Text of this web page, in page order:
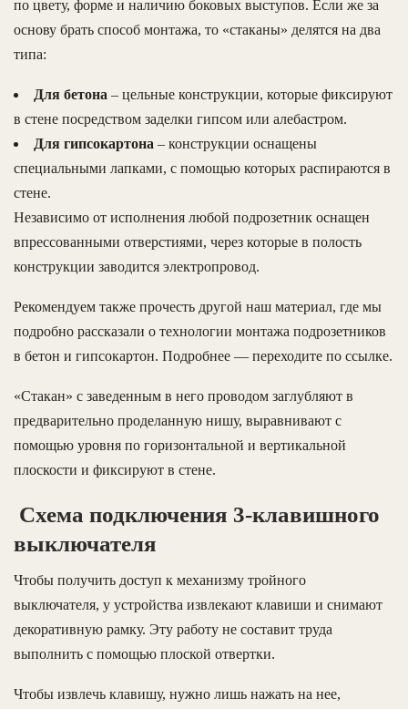
по цвету, форме и наличию боковых выступов. Если же за
основу брать способ монтажа, то «стаканы» делятся на два
типа:
Для бетона – цельные конструкции, которые фиксируют
в стене посредством заделки гипсом или алебастром.
Для гипсокартона – конструкции оснащены
специальными лапками, с помощью которых распираются в
стене.
Независимо от исполнения любой подрозетник оснащен
впрессованными отверстиями, через которые в полость
конструкции заводится электропровод.
Рекомендуем также прочесть другой наш материал, где мы
подробно рассказали о технологии монтажа подрозетников
в бетон и гипсокартон. Подробнее — переходите по ссылке.
«Стакан» с заведенным в него проводом заглубляют в
предварительно проделанную нишу, выравнивают с
помощью уровня по горизонтальной и вертикальной
плоскости и фиксируют в стене.
Схема подключения 3-клавишного
выключателя
Чтобы получить доступ к механизму тройного
выключателя, у устройства извлекают клавиши и снимают
декоративную рамку. Эту работу не составит труда
выполнить с помощью плоской отвертки.
Чтобы извлечь клавишу, нужно лишь нажать на нее,